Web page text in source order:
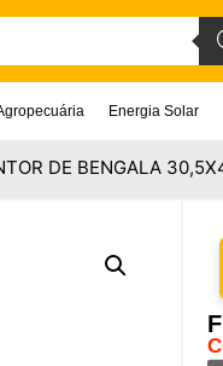
Energia Solar
DE BENGALA